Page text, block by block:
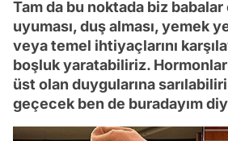
Tam da bu noktada biz
uyuması, duş alması, yemek
veya temel ihtiyaçlarını
boşluk yaratabiliriz.
üst olan duygularına
geçecek ben de buradayım